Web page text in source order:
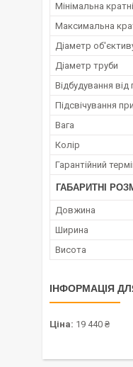
Мінімальна
Максимальна
Діаметр
Діаметр труби
Відбудування від
Підсвічування
Вага
Колір
Гарантійний
ГАБАРИТНІ
Довжина
Ширина
Висота
ІНФОРМАЦІЯ
Ціна: 19 440 ₴